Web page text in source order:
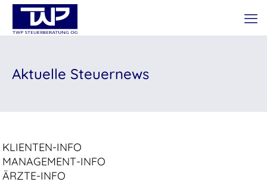
Aktuelle Steuernews
KLIENTEN-INFO
MANAGEMENT-INFO
ÄRZTE-INFO